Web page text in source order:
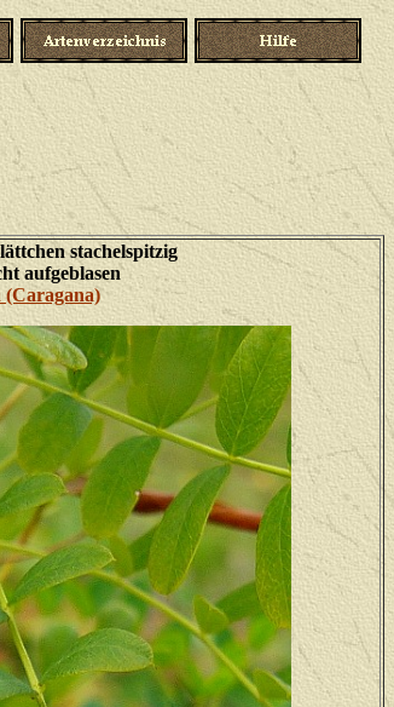
stachelspitzig
aufgeblasen
(Caragana)